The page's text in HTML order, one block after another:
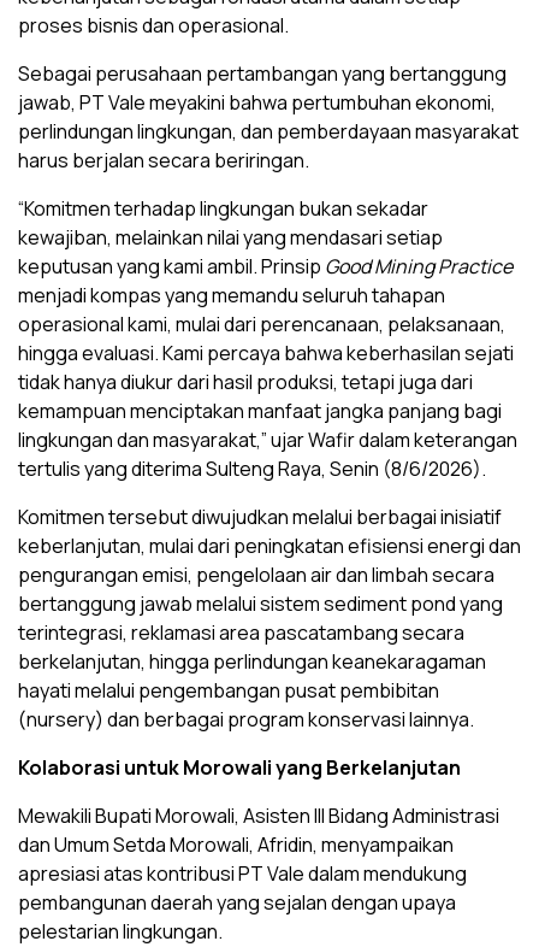
proses bisnis dan operasional.
Sebagai perusahaan pertambangan yang bertanggung
jawab, PT Vale meyakini bahwa pertumbuhan ekonomi,
perlindungan lingkungan, dan pemberdayaan masyarakat
harus berjalan secara beriringan.
“Komitmen terhadap lingkungan bukan sekadar
kewajiban, melainkan nilai yang mendasari setiap
keputusan yang kami ambil. Prinsip Good Mining Practice
menjadi kompas yang memandu seluruh tahapan
operasional kami, mulai dari perencanaan, pelaksanaan,
hingga evaluasi. Kami percaya bahwa keberhasilan sejati
tidak hanya diukur dari hasil produksi, tetapi juga dari
kemampuan menciptakan manfaat jangka panjang bagi
lingkungan dan masyarakat,” ujar Wafir dalam keterangan
tertulis yang diterima Sulteng Raya, Senin (8/6/2026).
Komitmen tersebut diwujudkan melalui berbagai inisiatif
keberlanjutan, mulai dari peningkatan efisiensi energi dan
pengurangan emisi, pengelolaan air dan limbah secara
bertanggung jawab melalui sistem sediment pond yang
terintegrasi, reklamasi area pascatambang secara
berkelanjutan, hingga perlindungan keanekaragaman
hayati melalui pengembangan pusat pembibitan
(nursery) dan berbagai program konservasi lainnya.
Kolaborasi untuk Morowali yang Berkelanjutan
Mewakili Bupati Morowali, Asisten III Bidang Administrasi
dan Umum Setda Morowali, Afridin, menyampaikan
apresiasi atas kontribusi PT Vale dalam mendukung
pembangunan daerah yang sejalan dengan upaya
pelestarian lingkungan.